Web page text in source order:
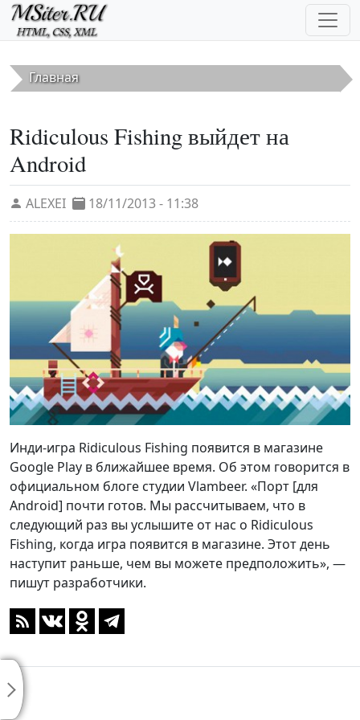
Перейти к основному содержанию
Главная
Ridiculous Fishing выйдет на
Android
ALEXEI 18/11/2013 - 11:38
Инди-игра Ridiculous Fishing появится в магазине
Google Play в ближайшее время. Об этом говорится в
официальном блоге студии Vlambeer. «Порт [для
Android] почти готов. Мы рассчитываем, что в
следующий раз вы услышите от нас о Ridiculous
Fishing, когда игра появится в магазине. Этот день
наступит раньше, чем вы можете предположить», —
пишут разработчики.